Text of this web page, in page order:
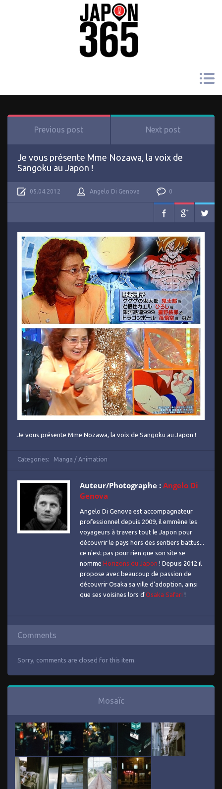
Previous post Next post
Je vous présente Mme Nozawa, la voix de
Sangoku au Japon !
05.04.2012 Angelo Di Genova 0
Je vous présente Mme Nozawa, la voix de Sangoku au Japon !
Categories: Manga / Animation
Auteur/Photographe : Angelo Di
Genova
Angelo Di Genova est accompagnateur
professionnel depuis 2009, il emmène les
voyageurs à travers tout le Japon pour
découvrir le pays hors des sentiers battus...
ce n'est pas pour rien que son site se
nomme Horizons du Japon ! Depuis 2012 il
propose avec beaucoup de passion de
découvrir Osaka sa ville d'adoption, ainsi
que ses voisines lors d'Osaka Safari !
Comments
Sorry, comments are closed for this item.
Mosaïc